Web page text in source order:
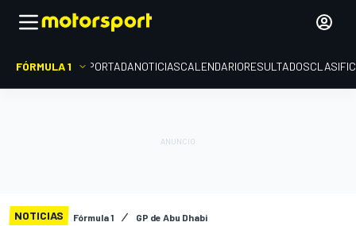
FÓRMULA 1 PORTADANOTICIASCALENDARIORESULTADOS
NOTICIAS Fórmula 1 GP de Abu Dhabi